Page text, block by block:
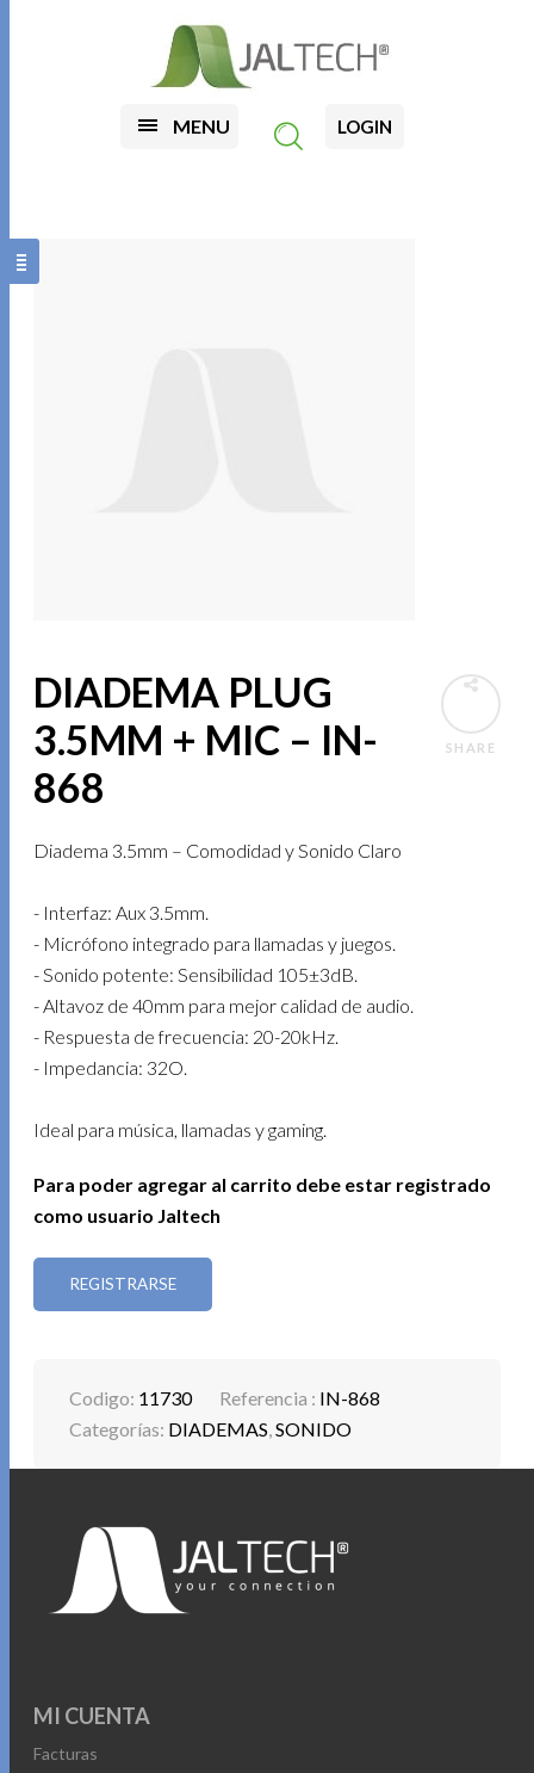
MENU LOGIN
SHARE
DIADEMA PLUG
3.5MM + MIC – IN-
868
Diadema 3.5mm – Comodidad y Sonido Claro
- Interfaz: Aux 3.5mm.
- Micrófono integrado para llamadas y juegos.
- Sonido potente: Sensibilidad 105±3dB.
- Altavoz de 40mm para mejor calidad de audio.
- Respuesta de frecuencia: 20-20kHz.
- Impedancia: 32O.
Ideal para música, llamadas y gaming.
Para poder agregar al carrito debe estar registrado
como usuario Jaltech
REGISTRARSE
Codigo: 11730 Referencia : IN-868
Categorías: DIADEMAS,SONIDO
MI CUENTA
Facturas